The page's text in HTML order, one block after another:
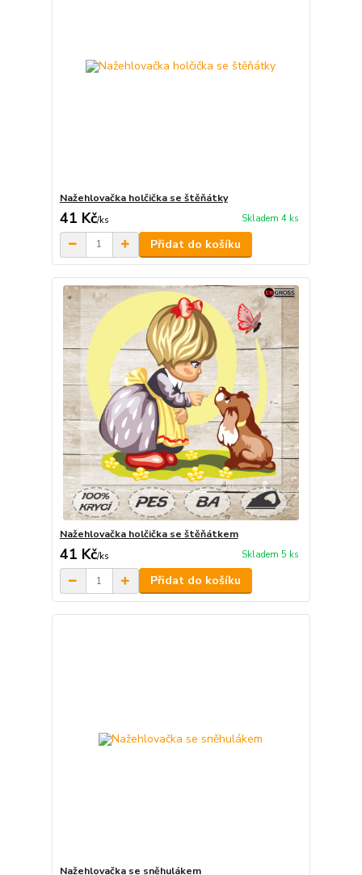
Nažehlovačka holčička se štěňátky
41 Kč/ks Skladem 4 ks
Přidat do košíku
Nažehlovačka holčička se štěňátkem
41 Kč/ks Skladem 5 ks
Přidat do košíku
Nažehlovačka se sněhulákem